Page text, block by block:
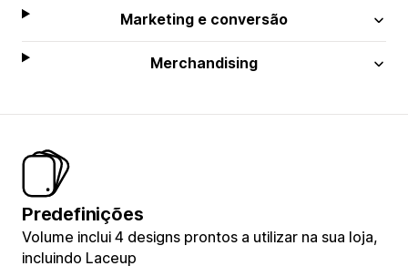
Marketing e conversão
Merchandising
Predefinições
Volume inclui 4 designs prontos a utilizar na sua loja,
incluindo Laceup